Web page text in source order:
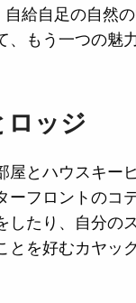
給自足の自然
、もう一つの魅
ッジ
屋とハウスキー
ーフロントのコ
したり、自分の
とを好むカヤッ